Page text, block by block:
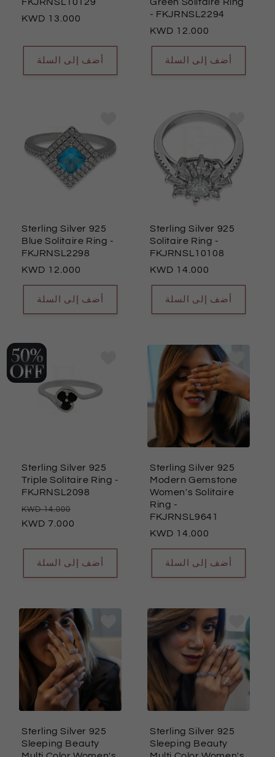
FKJRNSL10129
السعر 13.000
أضف إلى السلة
Green Solitaire Ring
- FKJRNSL2294
السعر
العادي
12.000
أضف إلى السلة
Sterling Silver 925
Blue Solitaire Ring -
FKJRNSL2298
السعر
العادي
12.000
أضف إلى السلة
Sterling Silver 925
Solitaire Ring -
FKJRNSL10108
السعر
العادي
14.000
أضف إلى السلة
Sterling Silver 925
Triple Solitaire Ring -
FKJRNSL2098
السعر
العادي
14.000
7.000
أضف إلى السلة
Sterling Silver 925
Modern Gemstone
Women's Solitaire
Ring -
FKJRNSL9641
السعر
العادي
14.000
أضف إلى السلة
Sterling Silver 925
Sleeping Beauty
Sterling Silver 925
Sleeping Beauty